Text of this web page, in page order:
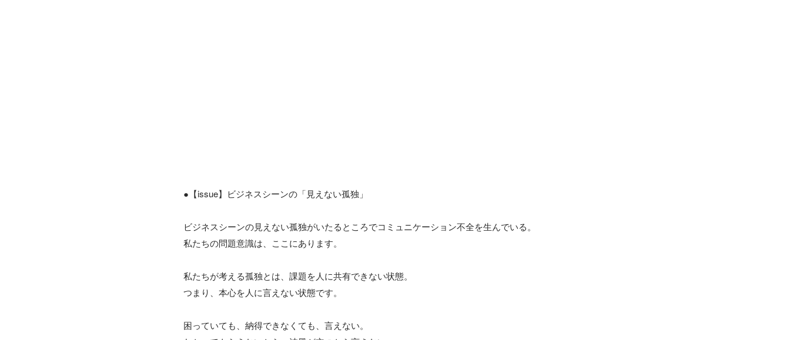
●【issue】ビジネスシーンの「見えない孤独」
ビジネスシーンの見えない孤独がいたるところでコミュニケーション不全を生んでいる。
私たちの問題意識は、ここにあります。
私たちが考える孤独とは、課題を人に共有できない状態。
つまり、本心を人に言えない状態です。
困っていても、納得できなくても、言えない。